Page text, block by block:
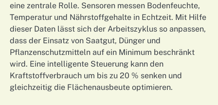
eine zentrale Rolle. Sensoren messen Bodenfeuchte,
Temperatur und Nährstoffgehalte in Echtzeit. Mit Hilfe
dieser Daten lässt sich der Arbeitszyklus so anpassen,
dass der Einsatz von Saatgut, Dünger und
Pflanzenschutzmitteln auf ein Minimum beschränkt
wird. Eine intelligente Steuerung kann den
Kraftstoffverbrauch um bis zu 20 % senken und
gleichzeitig die Flächenausbeute optimieren.